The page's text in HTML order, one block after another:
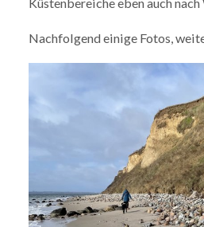
Nachfolgend einige Fotos,